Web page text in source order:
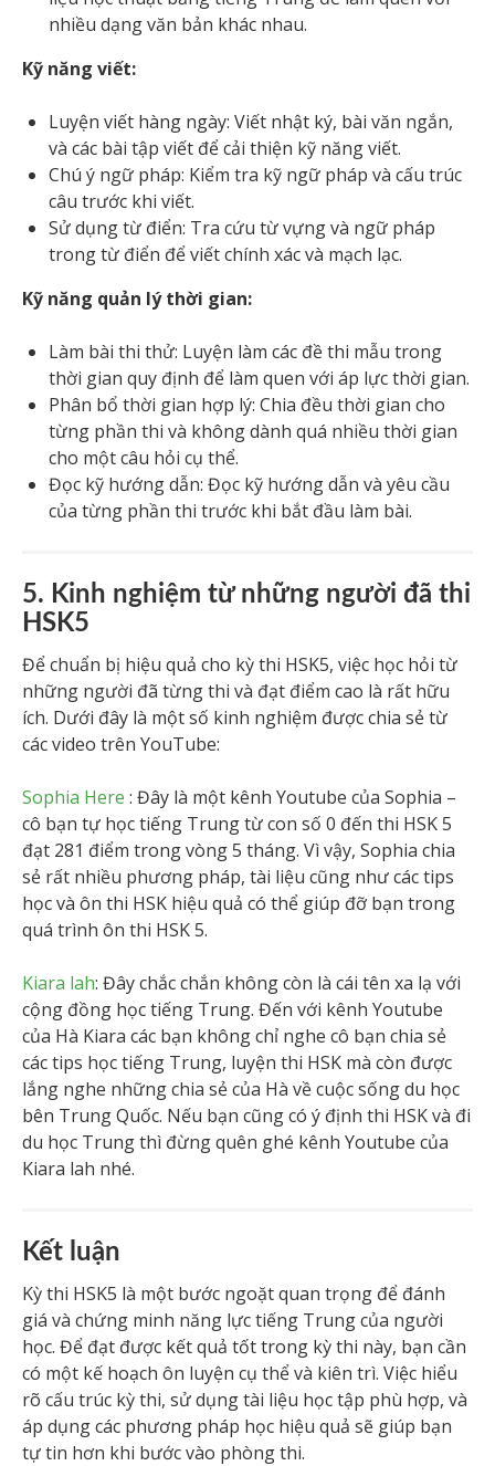
nhiều dạng văn bản khác nhau.
Kỹ năng viết:
Luyện viết hàng ngày: Viết nhật ký, bài văn ngắn,
và các bài tập viết để cải thiện kỹ năng viết.
Chú ý ngữ pháp: Kiểm tra kỹ ngữ pháp và cấu trúc
câu trước khi viết.
Sử dụng từ điển: Tra cứu từ vựng và ngữ pháp
trong từ điển để viết chính xác và mạch lạc.
Kỹ năng quản lý thời gian:
Làm bài thi thử: Luyện làm các đề thi mẫu trong
thời gian quy định để làm quen với áp lực thời gian.
Phân bổ thời gian hợp lý: Chia đều thời gian cho
từng phần thi và không dành quá nhiều thời gian
cho một câu hỏi cụ thể.
Đọc kỹ hướng dẫn: Đọc kỹ hướng dẫn và yêu cầu
của từng phần thi trước khi bắt đầu làm bài.
5. Kinh nghiệm từ những người đã thi
HSK5
Để chuẩn bị hiệu quả cho kỳ thi HSK5, việc học hỏi từ
những người đã từng thi và đạt điểm cao là rất hữu
ích. Dưới đây là một số kinh nghiệm được chia sẻ từ
các video trên YouTube:
Sophia Here : Đây là một kênh Youtube của Sophia –
cô bạn tự học tiếng Trung từ con số 0 đến thi HSK 5
đạt 281 điểm trong vòng 5 tháng. Vì vậy, Sophia chia
sẻ rất nhiều phương pháp, tài liệu cũng như các tips
học và ôn thi HSK hiệu quả có thể giúp đỡ bạn trong
quá trình ôn thi HSK 5.
Kiara lah: Đây chắc chắn không còn là cái tên xa lạ với
cộng đồng học tiếng Trung. Đến với kênh Youtube
của Hà Kiara các bạn không chỉ nghe cô bạn chia sẻ
các tips học tiếng Trung, luyện thi HSK mà còn được
lắng nghe những chia sẻ của Hà về cuộc sống du học
bên Trung Quốc. Nếu bạn cũng có ý định thi HSK và đi
du học Trung thì đừng quên ghé kênh Youtube của
Kiara lah nhé.
Kết luận
Kỳ thi HSK5 là một bước ngoặt quan trọng để đánh
giá và chứng minh năng lực tiếng Trung của người
học. Để đạt được kết quả tốt trong kỳ thi này, bạn cần
có một kế hoạch ôn luyện cụ thể và kiên trì. Việc hiểu
rõ cấu trúc kỳ thi, sử dụng tài liệu học tập phù hợp, và
áp dụng các phương pháp học hiệu quả sẽ giúp bạn
tự tin hơn khi bước vào phòng thi.